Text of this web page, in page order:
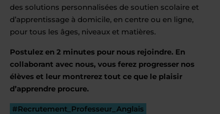
des solutions personnalisées de soutien scolaire et
d’apprentissage à domicile, en centre ou en ligne,
pour tous les âges, niveaux et matières.
Postulez en 2 minutes pour nous rejoindre. En
collaborant avec nous, vous ferez progresser nos
élèves et leur montrerez tout ce que le plaisir
d’apprendre procure.
#Recrutement_Professeur_Anglais